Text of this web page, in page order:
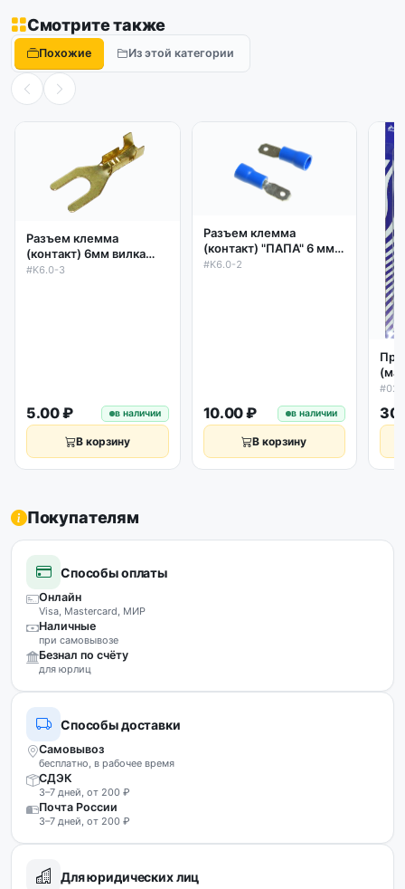
Смотрите также
Похожие Из этой категории
Разъем клемма
(контакт) 6мм вилка
латунь под винт
#K6.0-3
5.00 ₽ в наличии
В корзину
Разъем клемма
(контакт) "ПАПА" 6 мм с
частичной изоляцией
#K6.0-2
10.00 ₽ в наличии
В корзину
Покупателям
Способы оплаты
Онлайн
Visa, Mastercard, МИР
Наличные
при самовывозе
Безнал по счёту
для юрлиц
Способы доставки
Самовывоз
бесплатно, в рабочее время
СДЭК
3–7 дней, от 200 ₽
Почта России
3–7 дней, от 200 ₽
Для юридических лиц